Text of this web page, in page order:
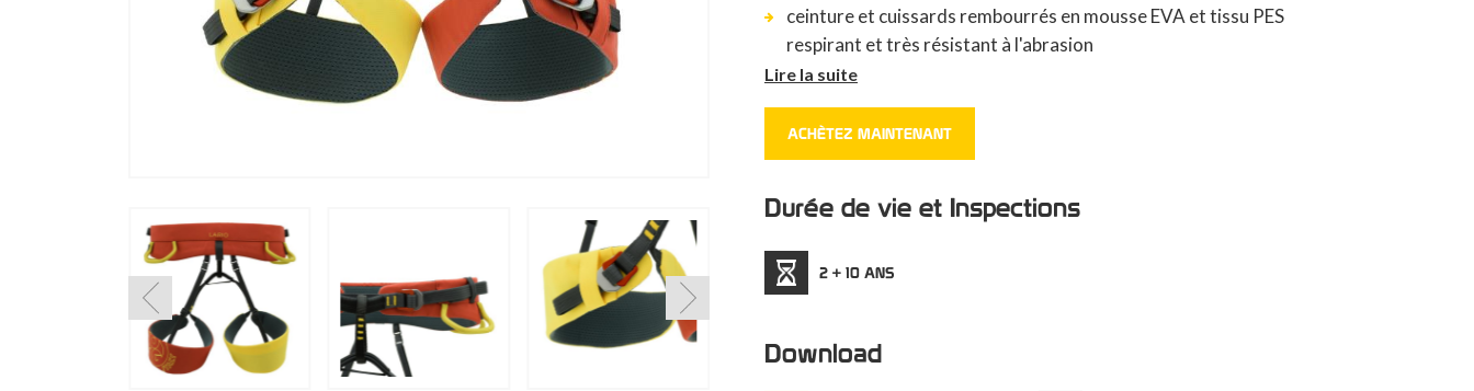
ceinture et cuissards rembourrés en mousse EVA et tissu PES
respirant et très résistant à l'abrasion
2 boucles pour l'insertion d'un mousqueton d'équipement
boucle arrière pour fixer un sac à magnésie ou d'autres accessoires
4 anneaux de maintien du matériel, de forme ergonomique
Lire la suite
ACHÈTEZ MAINTENANT
Durée de vie et Inspections
2 + 10 ANS
Download